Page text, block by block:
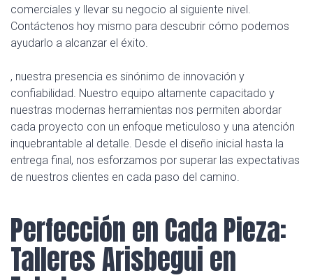
comerciales y llevar su negocio al siguiente nivel.
Contáctenos hoy mismo para descubrir cómo podemos
ayudarlo a alcanzar el éxito.
, nuestra presencia es sinónimo de innovación y
confiabilidad. Nuestro equipo altamente capacitado y
nuestras modernas herramientas nos permiten abordar
cada proyecto con un enfoque meticuloso y una atención
inquebrantable al detalle. Desde el diseño inicial hasta la
entrega final, nos esforzamos por superar las expectativas
de nuestros clientes en cada paso del camino.
Perfección en Cada Pieza:
Talleres Arisbegui en